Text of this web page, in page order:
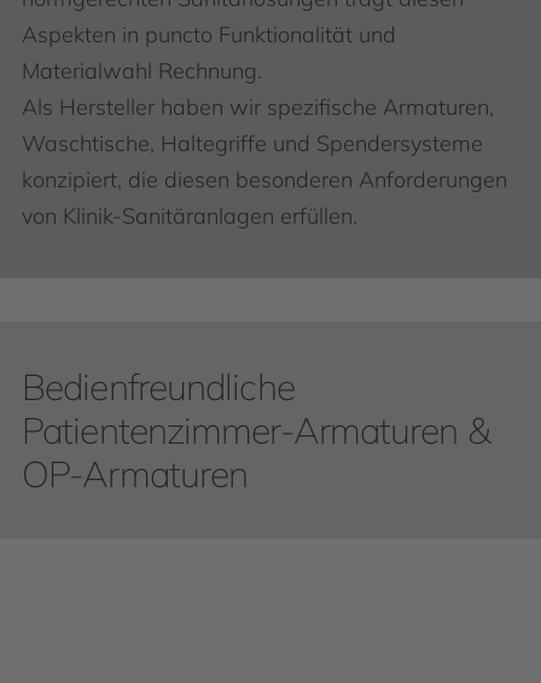
Aspekten in puncto Funktionalität und
Materialwahl Rechnung.
Als Hersteller haben wir spezifische Armaturen,
Waschtische, Haltegriffe und Spendersysteme
konzipiert, die diesen besonderen Anforderungen
von Klinik-Sanitäranlagen erfüllen.
Bedienfreundliche
Patientenzimmer-Armaturen &
OP-Armaturen